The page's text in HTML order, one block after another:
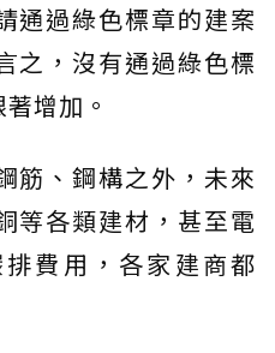
通過綠色標章的建案
之，沒有通過綠色標
增加。
筋、鋼構之外，未來
等各類建材，甚至電
費用，各家建商都